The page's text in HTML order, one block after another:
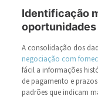
Identificação
A consolidação dos
negociação com
fácil a informações
de pagamento e
padrões que indicam